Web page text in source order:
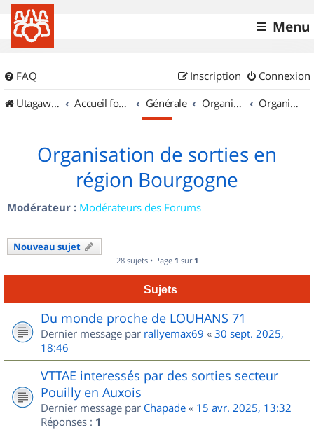
Menu
FAQ Connexion
Inscription
UtagawaVTT (Randos VTT et VTTAE avec traces GPS)
Accueil forum Générale Organisation de sorties & Recherche de partenaires Organisation de sorties en région Bourgogne
Organisation de sorties en
région Bourgogne
Modérateur : Modérateurs des Forums
Nouveau sujet
28 sujets • Page 1 sur 1
Sujets
Du monde proche de LOUHANS 71
Dernier message par rallyemax69 « 30 sept. 2025,
18:46
VTTAE interessés par des sorties secteur
Pouilly en Auxois
Dernier message par Chapade « 15 avr. 2025, 13:32
Réponses : 1